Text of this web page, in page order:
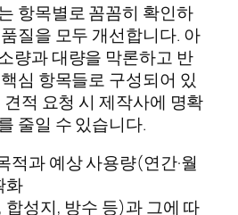
항목별로 꼼꼼히 확인하
질을 모두 개선합니다. 아
량과 대량을 막론하고 반
심 항목들로 구성되어 있
적 요청 시 제작사에 명확
줄일 수 있습니다.
적과 예상 사용량(연간·월
화
합성지, 방수 등)과 그에 따